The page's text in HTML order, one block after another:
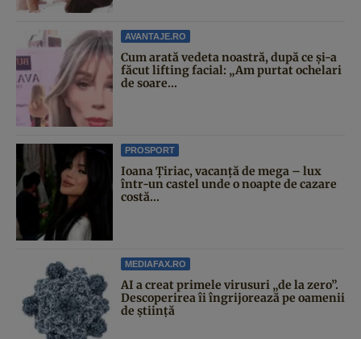
AVANTAJE.RO
Cum arată vedeta noastră, după ce și-a
făcut lifting facial: „Am purtat ochelari
de soare...
PROSPORT
Ioana Țiriac, vacanță de mega – lux
într-un castel unde o noapte de cazare
costă...
MEDIAFAX.RO
AI a creat primele virusuri „de la zero”.
Descoperirea îi îngrijorează pe oamenii
de știință